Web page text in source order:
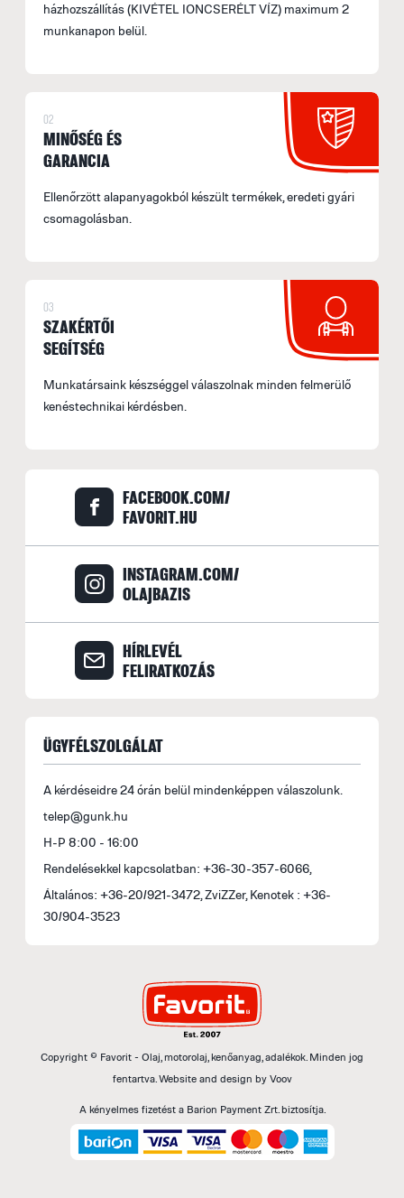
házhozszállítás (KIVÉTEL IONCSERÉLT VÍZ) maximum 2
munkanapon belül.
02
MINŐSÉG ÉS
GARANCIA
Ellenőrzött alapanyagokból készült termékek, eredeti gyári
csomagolásban.
03
SZAKÉRTŐI
SEGÍTSÉG
Munkatársaink készséggel válaszolnak minden felmerülő
kenéstechnikai kérdésben.
FACEBOOK.COM/
FAVORIT.HU
INSTAGRAM.COM/
OLAJBAZIS
HÍRLEVÉL
FELIRATKOZÁS
ÜGYFÉLSZOLGÁLAT
A kérdéseidre 24 órán belül mindenképpen válaszolunk.
telep@gunk.hu
H-P 8:00 - 16:00
Rendelésekkel kapcsolatban: +36-30-357-6066,
Általános: +36-20/921-3472, ZviZZer, Kenotek : +36-
30/904-3523
Copyright © Favorit - Olaj, motorolaj, kenőanyag, adalékok. Minden jog
fentartva.Website and design by Voov
A kényelmes fizetést a Barion Payment Zrt. biztosítja.